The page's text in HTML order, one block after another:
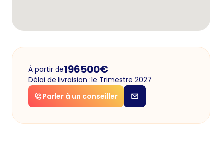
À partir de196500€
Délai de livraision :1e Trimestre 2027
Parler à un conseiller